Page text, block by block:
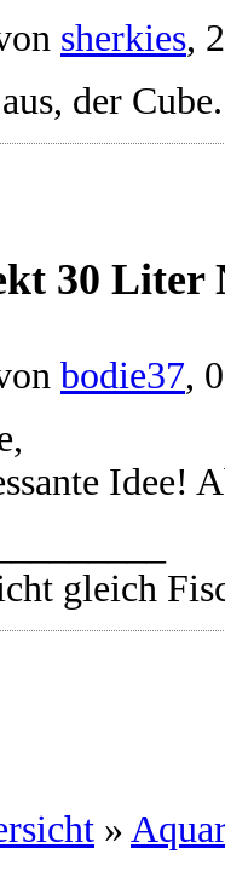
sherkies,
der
30 Liter
bodie37,
Idee!
gleich
»